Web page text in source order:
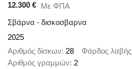
12.300 € Με ΦΠΑ
Σβάρνα - δισκοσβαρνα
2025
Αριθμός δίσκων 28 Φάρδος λαβής
Αριθμός γραμμών 2